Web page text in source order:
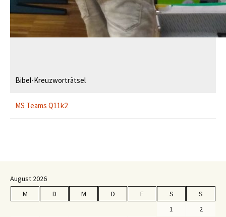
Bibel-Kreuzworträtsel
MS Teams Q11k2
August 2026
M
D M D F S
S
1
2